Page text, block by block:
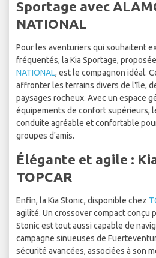
Sportage avec
NATIONAL
Pour les aventuriers qui souhaitent
fréquentés, la Kia Sportage,
NATIONAL, est le compagnon idéal.
affronter les terrains divers de l'île,
paysages rocheux. Avec un espace
équipements de confort supérieurs,
conduite agréable et confortable
groupes d'amis.
Élégante et agile :
TOPCAR
Enfin, la Kia Stonic, disponible chez
agilité. Un crossover compact conçu
Stonic est tout aussi capable de
campagne sinueuses de
sécurité avancées, associées à son